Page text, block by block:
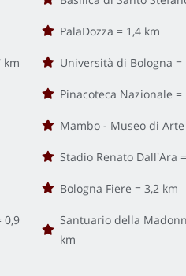
km
0,9
PalaDozza = 1,4 km
Università di Bologna =
Pinacoteca Nazionale =
Mambo - Museo di
Stadio Renato Dall'Ara
Bologna Fiere = 3,2 km
Santuario della
km